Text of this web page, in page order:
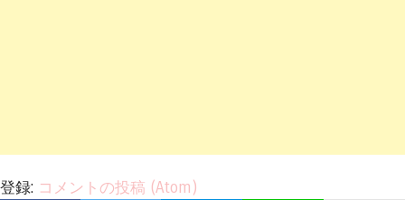
登録: コメントの投稿 (Atom)